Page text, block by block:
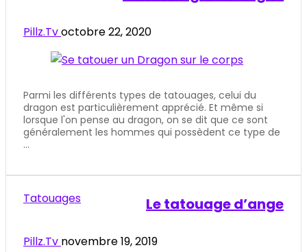
Pillz.Tvoctobre 22, 2020
Parmi les différents types de tatouages, celui du
dragon est particulièrement apprécié. Et même si
lorsque l'on pense au dragon, on se dit que ce sont
généralement les hommes qui possèdent ce type de
...
Tatouages Le tatouage d’ange
Pillz.Tv novembre 19, 2019